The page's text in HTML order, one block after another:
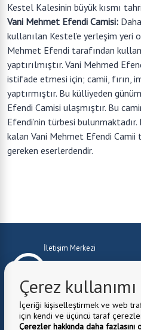
Kestel Kalesinin büyük kısmı
Vani Mehmet Efendi Camisi:
kullanılan Kestel’e yerleşim yeri
Mehmet Efendi tarafından
yaptırılmıştır. Vani Mehmed
istifade etmesi için; camii, fırın,
yaptırmıştır. Bu külliyeden
Efendi Camisi ulaşmıştır. Bu
Efendi’nin türbesi
kalan Vani Mehmet Efendi
gereken eserlerdendir.
İletişim Merkezi
E-Mail:
Belediye Adresi: Kale Mah.
Çerez kullanımı
İçeriği kişiselleştirmek ve web
için kendi ve üçüncü taraf
Çerezler hakkında daha fazlasını